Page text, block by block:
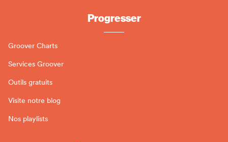
Progresser
Groover Charts
Services Groover
Outils gratuits
Visite notre blog
Nos playlists